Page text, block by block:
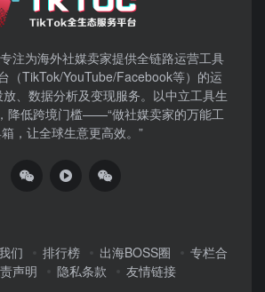
注为海外社媒卖家提供全链路运营工具
（TikTok/YouTube/Facebook等）​的运
、数据分析及变现服务。以中立工具生
降低跨境门槛——“做社媒卖家的万能工
，让全球生意更高效。”
们 排行榜 出海BOSS圈
专栏合
声明 隐私条款 友情链接